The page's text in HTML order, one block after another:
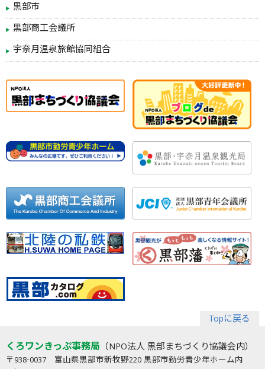
黒部市
黒部商工会議所
宇奈月温泉旅館協同組合
Topに戻る
くろワンきっぷ事務局 （NPO法人 黒部まちづくり協議会内）
〒938-0037 富山県黒部市新牧野220 黒部市勤労青少年ホーム内